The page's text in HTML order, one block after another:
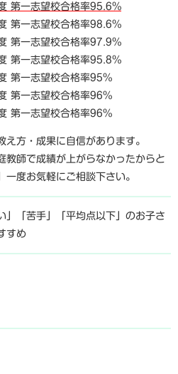
第一志望校合格率95.6%
第一志望校合格率98.6%
第一志望校合格率97.9%
第一志望校合格率95.8%
第一志望校合格率95%
第一志望校合格率96%
第一志望校合格率96%
え方・成果に自信があります。
教師で成績が上がらなかったからと
一度お気軽にご相談下さい。
」「苦手」「平均点以下」のお子さ
すめ